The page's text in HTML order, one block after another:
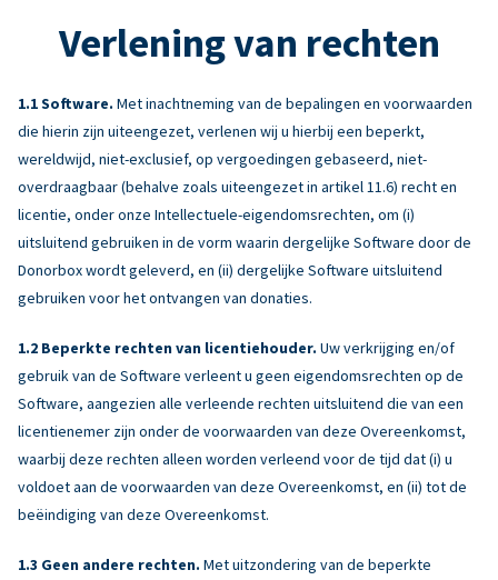
Verlening van rechten
Software. Met inachtneming van de bepalingen en voorwaarden
die hierin zijn uiteengezet, verlenen wij u hierbij een beperkt,
wereldwijd, niet-exclusief, op vergoedingen gebaseerd, niet-
overdraagbaar (behalve zoals uiteengezet in artikel 11.6) recht en
licentie, onder onze Intellectuele-eigendomsrechten, om (i)
uitsluitend gebruiken in de vorm waarin dergelijke Software door de
Donorbox wordt geleverd, en (ii) dergelijke Software uitsluitend
gebruiken voor het ontvangen van donaties.
Beperkte rechten van licentiehouder. Uw verkrijging en/of
gebruik van de Software verleent u geen eigendomsrechten op de
Software, aangezien alle verleende rechten uitsluitend die van een
licentienemer zijn onder de voorwaarden van deze Overeenkomst,
waarbij deze rechten alleen worden verleend voor de tijd dat (i) u
voldoet aan de voorwaarden van deze Overeenkomst, en (ii) tot de
beëindiging van deze Overeenkomst.
Geen andere rechten. Met uitzondering van de beperkte